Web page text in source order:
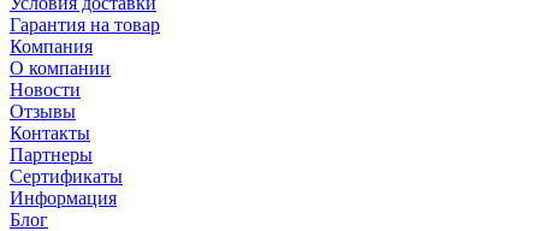
Гарантия на товар
Компания
О компании
Новости
Отзывы
Контакты
Партнеры
Сертификаты
Информация
Блог